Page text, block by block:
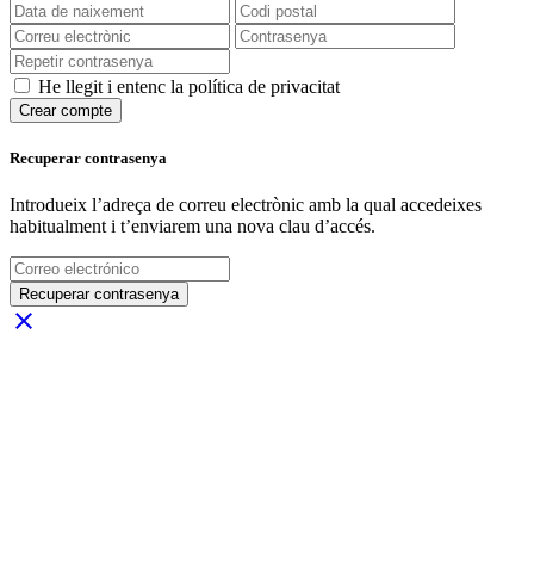
He llegit i entenc la política de privacitat
Crear compte
Recuperar contrasenya
Introdueix l’adreça de correu electrònic amb la qual accedeixes
habitualment i t’enviarem una nova clau d’accés.
Recuperar contrasenya
close